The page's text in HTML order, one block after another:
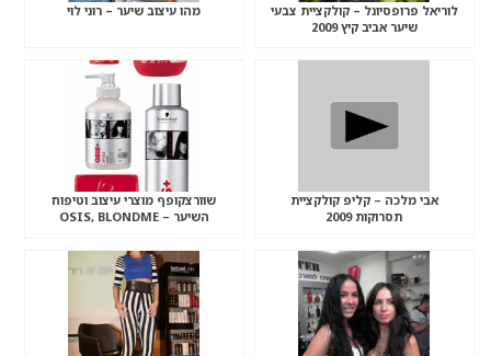
לוריאל פרופסיונל – קולקציית צבעי
שיער אביב קיץ 2009
מהו עיצוב שיער – רוני לוי
אבי מלכה – קליפ קולקציית
תסרוקות 2009
שוורצקופף מוצרי עיצוב וטיפוח
השיער – OSIS, BLONDME